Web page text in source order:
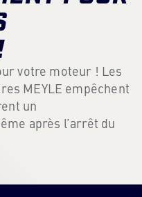
votre moteur ! Les
MEYLE empêchent
un
après l’arrêt du